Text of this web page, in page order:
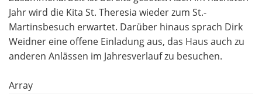
Jahr wird die Kita St. Theresia wieder zum St.-
Martinsbesuch erwartet. Darüber hinaus sprach Dirk
Weidner eine offene Einladung aus, das Haus auch zu
anderen Anlässen im Jahresverlauf zu besuchen.
Array